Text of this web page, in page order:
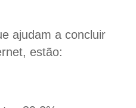
ajudam a concluir
estão: